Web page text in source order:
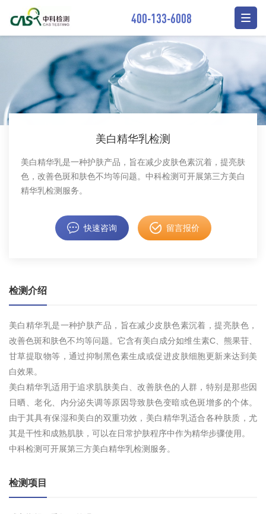
400-133-6008
美白精华乳检测
美白精华乳是一种护肤产品，旨在减少皮肤色素沉着，提亮肤
色，改善色斑和肤色不均等问题。中科检测可开展第三方美白
精华乳检测服务。
快速咨询 留言报价
检测介绍
美白精华乳是一种护肤产品，旨在减少皮肤色素沉着，提亮肤色，
改善色斑和肤色不均等问题。它含有美白成分如维生素C、熊果苷、
甘草提取物等，通过抑制黑色素生成或促进皮肤细胞更新来达到美
白效果。
美白精华乳适用于追求肌肤美白、改善肤色的人群，特别是那些因
日晒、老化、内分泌失调等原因导致肤色变暗或色斑增多的个体。
由于其具有保湿和美白的双重功效，美白精华乳适合各种肤质，尤
其是干性和成熟肌肤，可以在日常护肤程序中作为精华步骤使用。
中科检测可开展第三方美白精华乳检测服务。
检测项目